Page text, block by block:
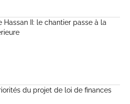
Hassan II: le chantier passe à la
du projet de loi de finances